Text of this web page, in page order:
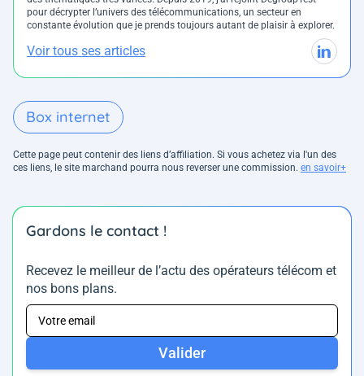
pour décrypter l’univers des télécommunications, un secteur en
constante évolution que je prends toujours autant de plaisir à explorer.
Voir tous ses articles
Box internet
Cette page peut contenir des liens d’affiliation. Si vous achetez via l'un des
ces liens, le site marchand pourra nous reverser une commission. en savoir+
Gardons le contact !
Recevez le meilleur de l’actu des opérateurs télécom et
nos bons plans.
Valider